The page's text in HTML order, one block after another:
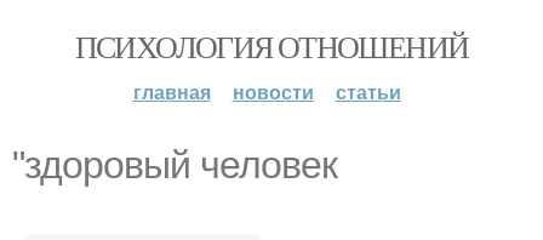
ПСИХОЛОГИЯ ОТНОШЕНИЙ
главная новости статьи
"здоровый человек